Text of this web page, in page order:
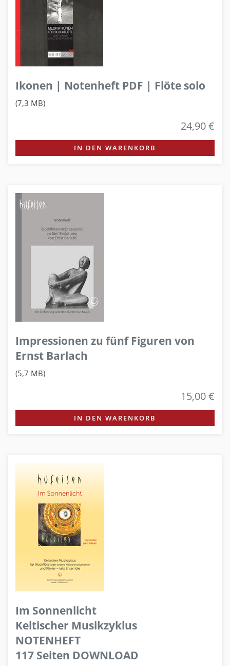
Ikonen | Notenheft PDF | Flöte solo
(7,3 MB)
24,90 €
IN DEN WARENKORB
Impressionen zu fünf Figuren von
Ernst Barlach
(5,7 MB)
15,00 €
IN DEN WARENKORB
Im Sonnenlicht
Keltischer Musikzyklus
NOTENHEFT
117 Seiten DOWNLOAD